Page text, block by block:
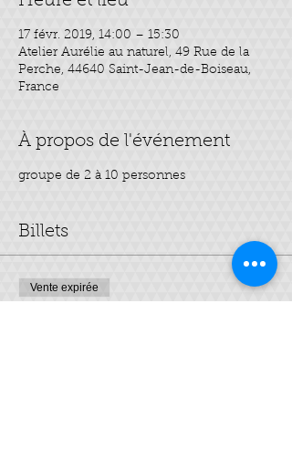
17 févr. 2019, 14:00 – 15:30
Atelier Aurélie au naturel, 49 Rue de la
Perche, 44640 Saint-Jean-de-Boiseau,
France
À propos de l'événement
groupe de 2 à 10 personnes
Billets
Vente expirée